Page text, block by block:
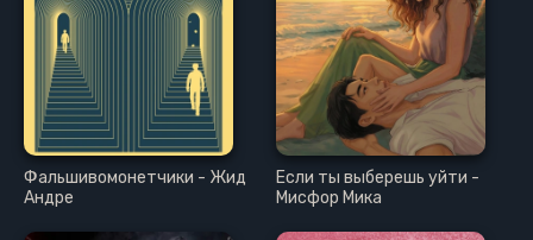
Фальшивомонетчики - Жид
Андре
Если ты выберешь уйти -
Мисфор Мика